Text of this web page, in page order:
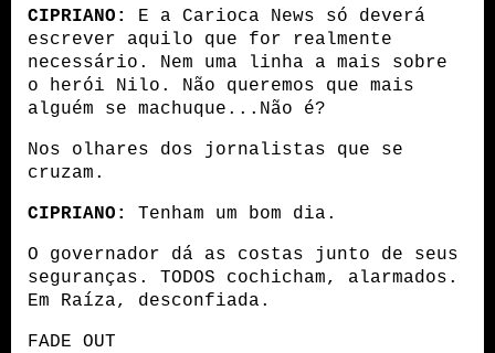
CIPRIANO:
E a Carioca News só deverá
escrever aquilo que for realmente
necessário. Nem uma linha a mais sobre
o herói Nilo. Não queremos que mais
alguém se machuque...Não é?
Nos olhares dos jornalistas que se
cruzam.
CIPRIANO: Tenham um bom dia.
O governador dá as costas junto de seus
seguranças. TODOS cochicham, alarmados.
Em Raíza, desconfiada.
FADE OUT